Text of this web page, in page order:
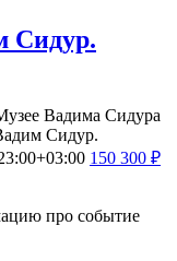
Сидур.
Вадима Сидура
Сидур.
150 300 ₽
про событие